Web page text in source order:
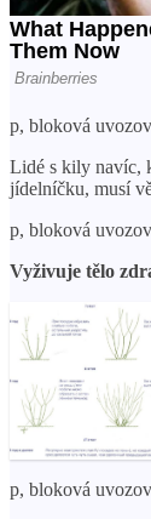
p, bloková
Lidé s kily navíc,
jídelníčku, musí
p, bloková
Vyživuje tělo
p, bloková